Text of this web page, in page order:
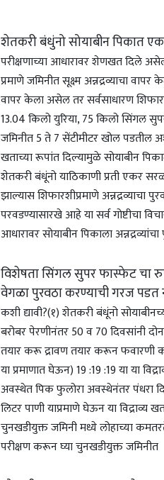
शेतकरी बंधुंनो सोयाबीन पिकात
परीक्षणाच्या आधारावर शेणखत दिले
प्रमाणे जमिनीत सूक्ष्म अन्नद्रव्याचा
वापर केला असेल तर सर्वसाधारण
13.04 किलो युरिया, 75 किलो सिंगल
जमिनीत 5 ते 7 सेंटीमीटर खोल पडतील
खताच्या रूपांत दिल्यामुळे सोयाबीन
शेतकरी बंधूंनो याठिकाणी प्रती एकर
झाल्यास शिफारशीप्रमाणे अन्नद्रव्याचा
परवडण्यासारखे आहे या सर्व गोष्टीचा
आधारावर सोयाबीन पिकाला
विशेषता सिंगल सुपर फास्फेट चा
वेगळा पुरवठा करण्याची गरज पडत
कशी द्यावी?(१) शेतकरी बंधूंनो
बरोबर पेरणीनंतर 50 व 70 दिवसांनी
तयार करू द्रावण तयार करून फवारणी
या प्रमाणात घेऊन) 19 :19 :19 या या
अवस्थेत पिक फुलोरा अवस्थेनंतर पंधरा
लिटर पाणी याप्रमाणे घेऊन या
चुनखडीयुक्त जमिनी मध्ये लोहाच्या
परीक्षण करून घ्या चुनखडीयुक्त जमिनीत